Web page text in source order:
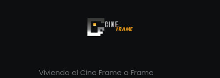
Viviendo el Cine Frame a Frame